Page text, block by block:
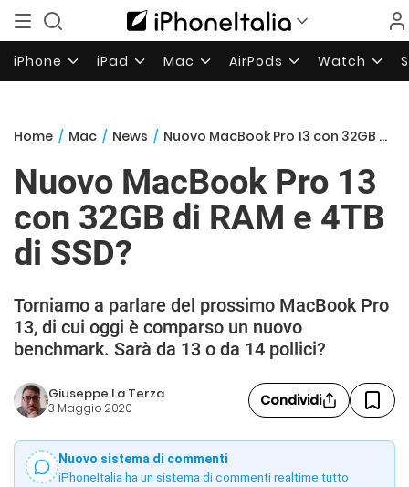
iPhone iPad Mac AirPods Watch
Home / Mac / News / Nuovo MacBook Pro 13 con 32GB di RAM e 4TB di SSD?
Nuovo MacBook Pro 13
con 32GB di RAM e 4TB
di SSD?
Torniamo a parlare del prossimo MacBook Pro
13, di cui oggi è comparso un nuovo
benchmark. Sarà da 13 o da 14 pollici?
Giuseppe La Terza
3 Maggio 2020 Condividi
Nuovo sistema di commenti
iPhoneItalia ha un sistema di commenti realtime tutto